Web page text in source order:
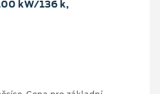
kW/136 k,